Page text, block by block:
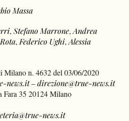
Massa
,Stefano Marrone,Andrea
, Federico Ughi,Alessia
Milano n. 4632 del 03/06/2020
news.it–direzione@true-news.it
Fara 35 20124 Milano
news.it